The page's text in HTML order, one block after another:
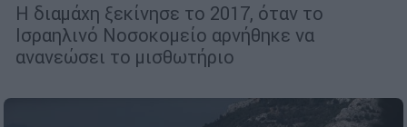
Η διαμάχη ξεκίνησε το 2017, όταν το
Ισραηλινό Νοσοκομείο αρνήθηκε να
ανανεώσει το μισθωτήριο